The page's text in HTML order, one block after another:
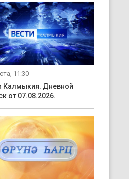
11:30
Калмыкия. Дневной
от 07.08.2026.